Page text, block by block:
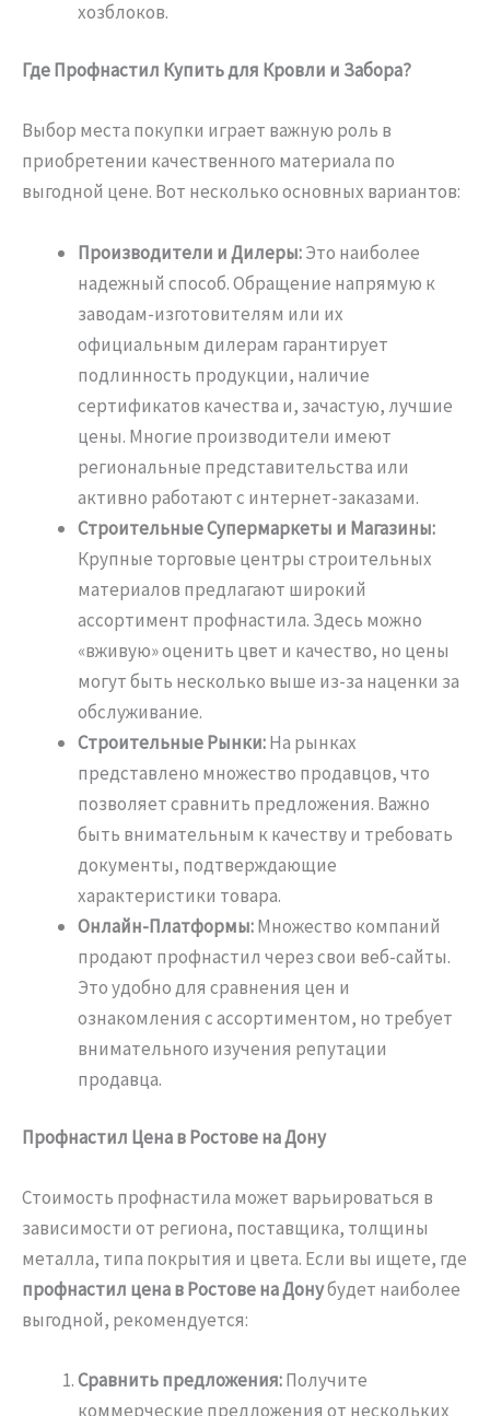
хозблоков.
Где Профнастил Купить для Кровли и Забора?
Выбор места покупки играет важную роль в
приобретении качественного материала по
выгодной цене. Вот несколько основных вариантов:
Производители и Дилеры:Это наиболее
надежный способ. Обращение напрямую к
заводам-изготовителям или их
официальным дилерам гарантирует
подлинность продукции, наличие
сертификатов качества и, зачастую, лучшие
цены. Многие производители имеют
региональные представительства или
активно работают с интернет-заказами.
Строительные Супермаркеты и Магазины:
Крупные торговые центры строительных
материалов предлагают широкий
ассортимент профнастила. Здесь можно
«вживую» оценить цвет и качество, но цены
могут быть несколько выше из-за наценки за
обслуживание.
Строительные Рынки:На рынках
представлено множество продавцов, что
позволяет сравнить предложения. Важно
быть внимательным к качеству и требовать
документы, подтверждающие
характеристики товара.
Онлайн-Платформы:Множество компаний
продают профнастил через свои веб-сайты.
Это удобно для сравнения цен и
ознакомления с ассортиментом, но требует
внимательного изучения репутации
продавца.
Профнастил Цена в Ростове на Дону
Стоимость профнастила может варьироваться в
зависимости от региона, поставщика, толщины
металла, типа покрытия и цвета. Если вы ищете, где
профнастил цена в Ростове на Донубудет наиболее
выгодной, рекомендуется:
Сравнить предложения:Получите
коммерческие предложения от нескольких